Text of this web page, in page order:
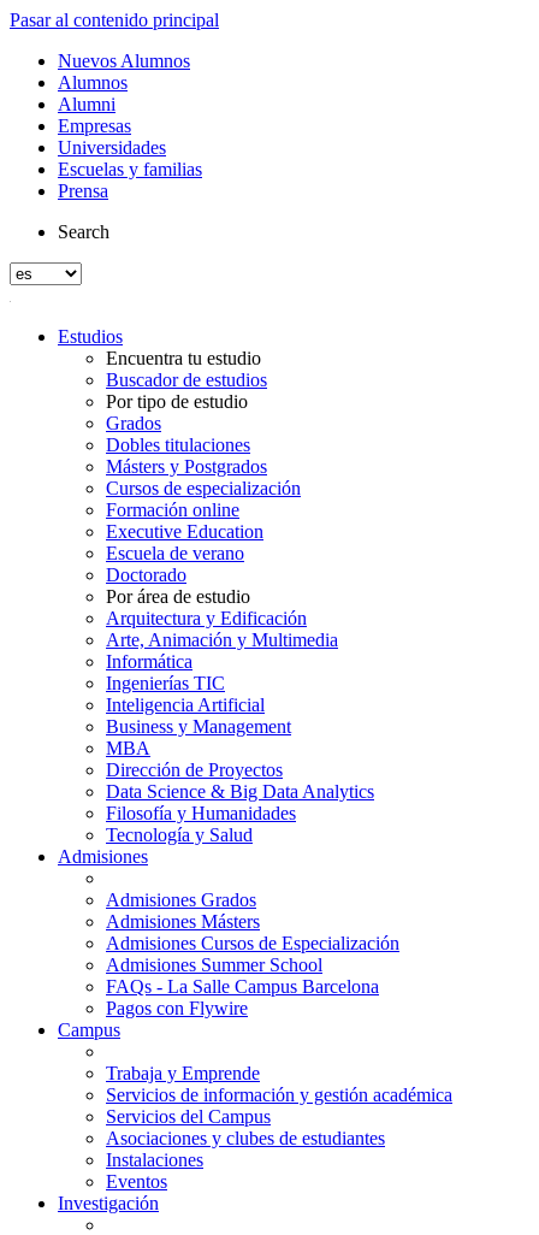
Pasar al contenido principal
Nuevos Alumnos
Alumnos
Alumni
Empresas
Universidades
Escuelas y familias
Prensa
Search
Estudios
Encuentra tu estudio
Buscador de estudios
Por tipo de estudio
Grados
Dobles titulaciones
Másters y Postgrados
Cursos de especialización
Formación online
Executive Education
Escuela de verano
Doctorado
Por área de estudio
Arquitectura y Edificación
Arte, Animación y Multimedia
Informática
Ingenierías TIC
Inteligencia Artificial
Business y Management
MBA
Dirección de Proyectos
Data Science & Big Data Analytics
Filosofía y Humanidades
Tecnología y Salud
Admisiones
Admisiones Grados
Admisiones Másters
Admisiones Cursos de Especialización
Admisiones Summer School
FAQs - La Salle Campus Barcelona
Pagos con Flywire
Campus
Trabaja y Emprende
Servicios de información y gestión académica
Servicios del Campus
Asociaciones y clubes de estudiantes
Instalaciones
Eventos
Investigación